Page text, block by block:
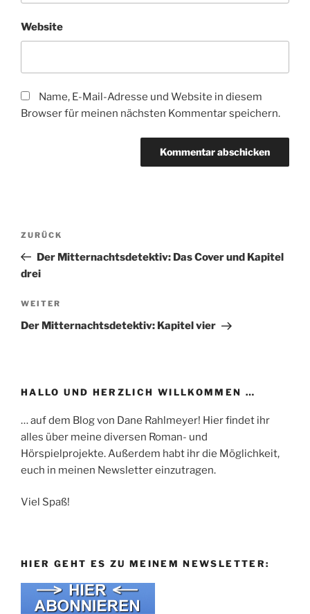
Website
Name, E-Mail-Adresse und Website in diesem
Browser für meinen nächsten Kommentar speichern.
Beitragsnavigation
Vorheriger
Beitrag
ZURÜCK
Der Mitternachtsdetektiv: Das Cover und Kapitel
drei
Nächster
Beitrag
WEITER
Der Mitternachtsdetektiv: Kapitel vier
HALLO UND HERZLICH WILLKOMMEN …
… auf dem Blog von Dane Rahlmeyer! Hier findet ihr
alles über meine diversen Roman- und
Hörspielprojekte. Außerdem habt ihr die Möglichkeit,
euch in meinen Newsletter einzutragen.
Viel Spaß!
HIER GEHT ES ZU MEINEM NEWSLETTER: